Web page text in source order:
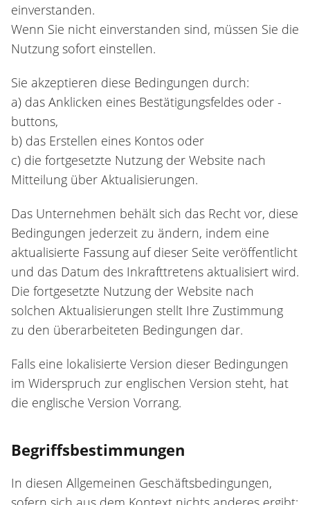
einverstanden.
Wenn Sie nicht einverstanden sind, müssen Sie die
Nutzung sofort einstellen.
Sie akzeptieren diese Bedingungen durch:
a) das Anklicken eines Bestätigungsfeldes oder -
buttons,
b) das Erstellen eines Kontos oder
c) die fortgesetzte Nutzung der Website nach
Mitteilung über Aktualisierungen.
Das Unternehmen behält sich das Recht vor, diese
Bedingungen jederzeit zu ändern, indem eine
aktualisierte Fassung auf dieser Seite veröffentlicht
und das Datum des Inkrafttretens aktualisiert wird.
Die fortgesetzte Nutzung der Website nach
solchen Aktualisierungen stellt Ihre Zustimmung
zu den überarbeiteten Bedingungen dar.
Falls eine lokalisierte Version dieser Bedingungen
im Widerspruch zur englischen Version steht, hat
die englische Version Vorrang.
Begriffsbestimmungen
In diesen Allgemeinen Geschäftsbedingungen,